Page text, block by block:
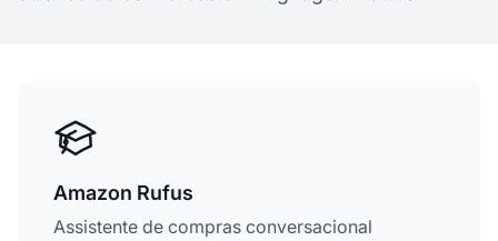
Amazon Rufus
Assistente de compras conversacional